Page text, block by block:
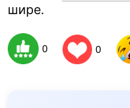
шире.
0 0